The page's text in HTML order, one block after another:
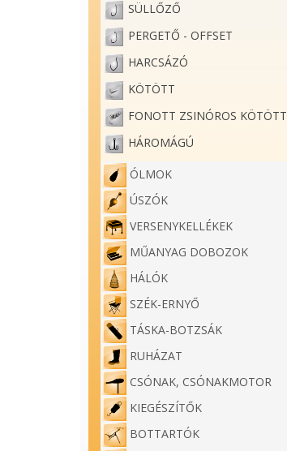
SÜLLŐZŐ
PERGETŐ - OFFSET
HARCSÁZÓ
KÖTÖTT
FONOTT ZSINÓROS KÖTÖTT
HÁROMÁGÚ
ÓLMOK
ÚSZÓK
VERSENYKELLÉKEK
MŰANYAG DOBOZOK
HÁLÓK
SZÉK-ERNYŐ
TÁSKA-BOTZSÁK
RUHÁZAT
CSÓNAK, CSÓNAKMOTOR
KIEGÉSZÍTŐK
BOTTARTÓK